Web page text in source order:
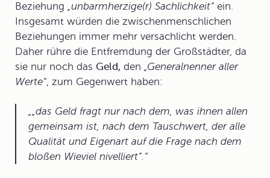
Beziehung „unbarmherzige(r) Sachlichkeit“ ein.
Insgesamt würden die zwischenmenschlichen
Beziehungen immer mehr versachlicht werden.
Daher rühre die Entfremdung der Großstädter, da
sie nur noch das Geld, den „Generalnenner aller
Werte“, zum Gegenwert haben:
„das Geld fragt nur nach dem, was ihnen allen
gemeinsam ist, nach dem Tauschwert, der alle
Qualität und Eigenart auf die Frage nach dem
bloßen Wieviel nivelliert“.